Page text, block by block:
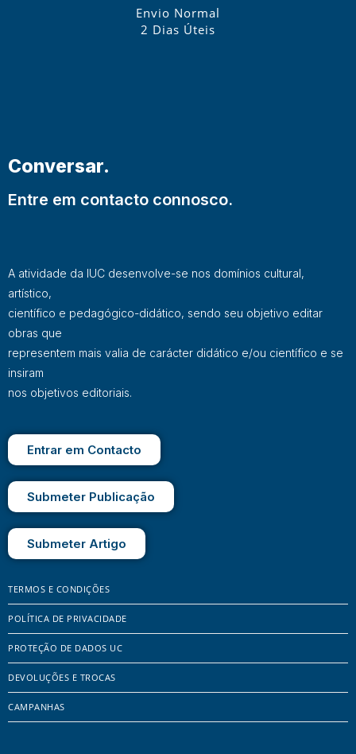
Envio Normal
2 Dias Úteis
Conversar.
Entre em contacto connosco.
A atividade da IUC desenvolve-se nos domínios cultural,
artístico,
científico e pedagógico-didático, sendo seu objetivo editar
obras que
representem mais valia de carácter didático e/ou científico e se
insiram
nos objetivos editoriais.
Entrar em Contacto
Submeter Publicação
Submeter Artigo
TERMOS E CONDIÇÕES
POLÍTICA DE PRIVACIDADE
PROTEÇÃO DE DADOS UC
DEVOLUÇÕES E TROCAS
CAMPANHAS